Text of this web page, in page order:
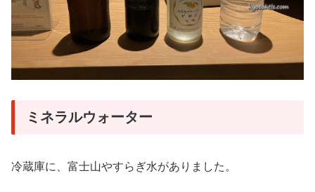
ミネラルウォーター
冷蔵庫に、富士山やすらぎ水がありました。